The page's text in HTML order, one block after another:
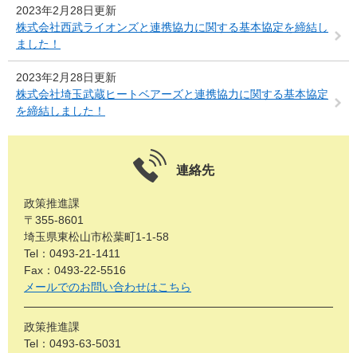
2023年2月28日更新
株式会社西武ライオンズと連携協力に関する基本協定を締結し
ました！
2023年2月28日更新
株式会社埼玉武蔵ヒートベアーズと連携協力に関する基本協定
を締結しました！
連絡先
政策推進課
〒355-8601
埼玉県東松山市松葉町1-1-58
Tel：0493-21-1411
Fax：0493-22-5516
メールでのお問い合わせはこちら
政策推進課
Tel：0493-63-5031